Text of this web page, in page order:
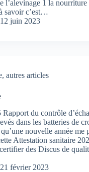
l’alevinage 1 la nourriture
savoir c’est…
12 juin 2023
, autres articles
du contrôle
dans les batteries de
nouvelle année me
Attestation sanitaire
des Discus de
21 février 2023